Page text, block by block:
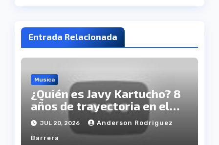
Entrada Relacionada
Musica
¿Quién es Javy Kartucho? 8
años de trayectoria en el
género norteño banda
JUL 20, 2026 Anderson Rodriguez
Barrera